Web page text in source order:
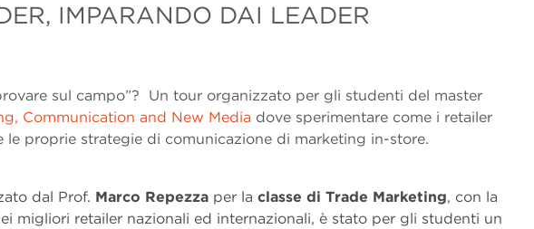
IMPARANDO DAI LEADER
sul campo”? Un tour organizzato per gli studenti del master
Communication and New Media dove sperimentare come i retailer
le proprie strategie di comunicazione di marketing in-store.
dal Prof. Marco Repezza per la classe di Trade Marketing, con la
migliori retailer nazionali ed internazionali, è stato per gli studenti un